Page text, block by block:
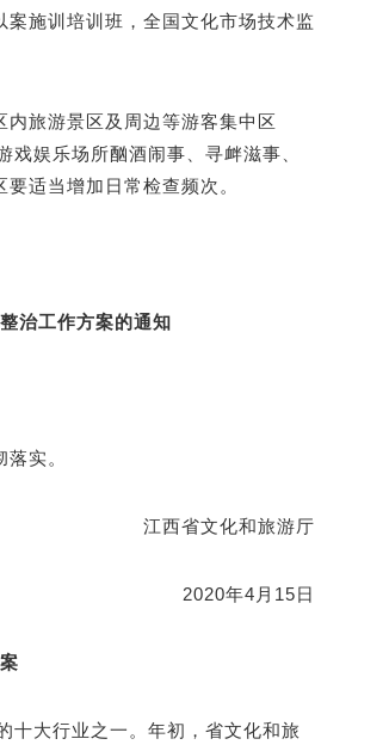
施训培训班，全国文化市场技术监
旅游景区及周边等游客集中区
戏娱乐场所酗酒闹事、寻衅滋事、
适当增加日常检查频次。
治工作方案的通知
实。
江西省文化和旅游厅
2020年4月15日
十大行业之一。年初，省文化和旅